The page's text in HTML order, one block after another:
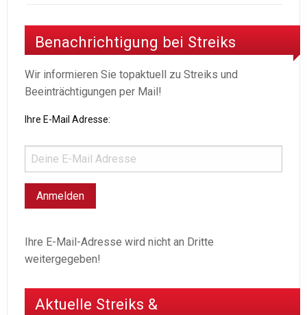
Benachrichtigung bei Streiks
Wir informieren Sie topaktuell zu Streiks und
Beeinträchtigungen per Mail!
Ihre E-Mail Adresse:
Ihre E-Mail-Adresse wird nicht an Dritte
weitergegeben!
Aktuelle Streiks &